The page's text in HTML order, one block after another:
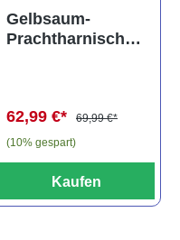
5 von 5 Sternen
Gelbsaum-
Prachtharnischw
62,99 €*
69,99 €*
(10% gespart)
Kaufen